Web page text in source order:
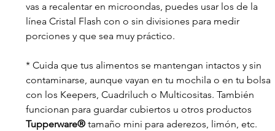
vas a recalentar en microondas, puedes usar los de la
línea Cristal Flash con o sin divisiones para medir
porciones y que sea muy práctico.
* Cuida que tus alimentos se mantengan intactos y sin
contaminarse, aunque vayan en tu mochila o en tu bolsa
con los Keepers, Cuadriluch o Multicositas. También
funcionan para guardar cubiertos u otros productos
Tupperware® tamaño mini para aderezos, limón, etc.